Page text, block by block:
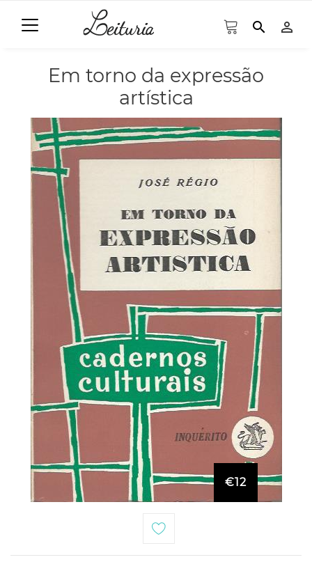
search person_outline
Em torno da expressão
artística
€12